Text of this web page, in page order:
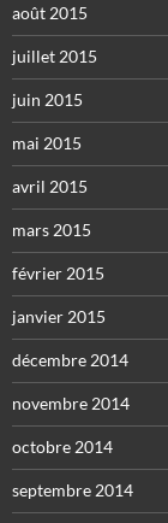
août 2015
juillet 2015
juin 2015
mai 2015
avril 2015
mars 2015
février 2015
janvier 2015
décembre 2014
novembre 2014
octobre 2014
septembre 2014